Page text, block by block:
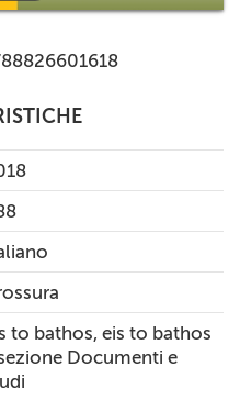
to bathos, eis to bathos
Documenti e